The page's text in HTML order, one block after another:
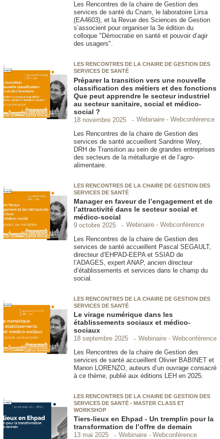
Les Rencontres de la chaire de Gestion des
services de santé du Cnam, le laboratoire Lirsa
(EA4603), et la Revue des Sciences de Gestion
s’associent pour organiser la 3e édition du
colloque "Démocratie en santé et pouvoir d’agir
des usagers".
LES RENCONTRES DE LA CHAIRE DE GESTION DES
SERVICES DE SANTÉ
Préparer la transition vers une nouvelle
classification des métiers et des fonctions
Que peut apprendre le secteur industriel
au secteur sanitaire, social et médico-
social ?
18 novembre 2025
Webinaire - Webconférence
Les Rencontres de la chaire de Gestion des
services de santé accueillent Sandrine Wery,
DRH de Transition au sein de grandes entreprises
des secteurs de la métallurgie et de l’agro-
alimentaire.
LES RENCONTRES DE LA CHAIRE DE GESTION DES
SERVICES DE SANTÉ
Manager en faveur de l’engagement et de
l’attractivité dans le secteur social et
médico-social
9 octobre 2025
Webinaire - Webconférence
Les Rencontres de la chaire de Gestion des
services de santé accueillent Pascal SEGAULT,
directeur d’EHPAD-EEPA et SSIAD de
l’ADAGES, expert ANAP, ancien directeur
d’établissements et services dans le champ du
social.
LES RENCONTRES DE LA CHAIRE DE GESTION DES
SERVICES DE SANTÉ
Le virage numérique dans les
établissements sociaux et médico-
sociaux
18 septembre 2025
Webinaire - Webconférence
Les Rencontres de la chaire de Gestion des
services de santé accueillent Olivier BABINET et
Manon LORENZO, auteurs d’un ouvrage consacré
à ce thème, publié aux éditions LEH en 2025.
LES RENCONTRES DE LA CHAIRE DE GESTION DES
SERVICES DE SANTÉ - MASTER CLASS ET
WORKSHOP
Tiers-lieux en Ehpad - Un tremplin pour la
transformation de l’offre de demain
13 mai 2025
Webinaire - Webconférence